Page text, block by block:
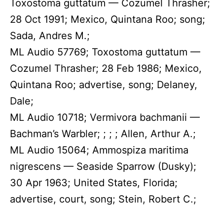
Toxostoma guttatum — Cozumel Thrasher;
28 Oct 1991; Mexico, Quintana Roo; song;
Sada, Andres M.;
ML Audio 57769; Toxostoma guttatum —
Cozumel Thrasher; 28 Feb 1986; Mexico,
Quintana Roo; advertise, song; Delaney,
Dale;
ML Audio 10718; Vermivora bachmanii —
Bachman’s Warbler; ; ; ; Allen, Arthur A.;
ML Audio 15064; Ammospiza maritima
nigrescens — Seaside Sparrow (Dusky);
30 Apr 1963; United States, Florida;
advertise, court, song; Stein, Robert C.;